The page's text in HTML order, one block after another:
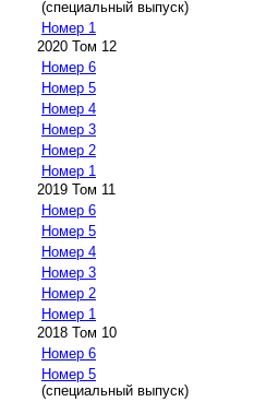
(специальный выпуск)
Номер 1
2020 Том 12
Номер 6
Номер 5
Номер 4
Номер 3
Номер 2
Номер 1
2019 Том 11
Номер 6
Номер 5
Номер 4
Номер 3
Номер 2
Номер 1
2018 Том 10
Номер 6
Номер 5
(специальный выпуск)